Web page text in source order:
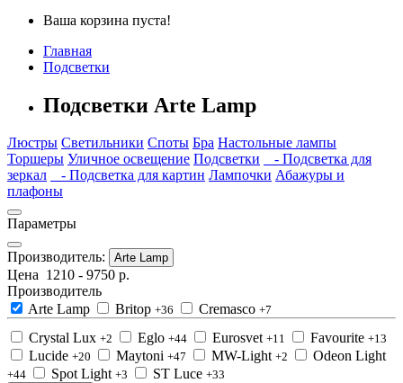
Ваша корзина пуста!
Главная
Подсветки
Подсветки Arte Lamp
Люстры Светильники Споты Бра Настольные лампы
Торшеры Уличное освещение Подсветки
- Подсветка для
зеркал
- Подсветка для картин Лампочки Абажуры и
плафоны
Параметры
Производитель: Arte Lamp
Цена 1210 - 9750 р.
Производитель
Arte Lamp
Britop +36 Cremasco +7
Crystal Lux +2 Eglo +44 Eurosvet +11 Favourite +13
Lucide +20 Maytoni +47 MW-Light +2 Odeon Light
+44 Spot Light +3 ST Luce +33